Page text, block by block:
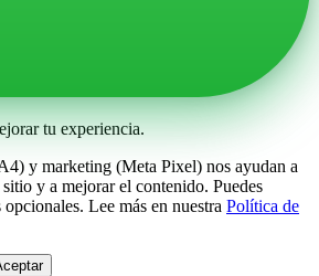
tu experiencia.
y marketing (Meta Pixel) nos ayudan a
y a mejorar el contenido. Puedes
Lee más en nuestra Política de